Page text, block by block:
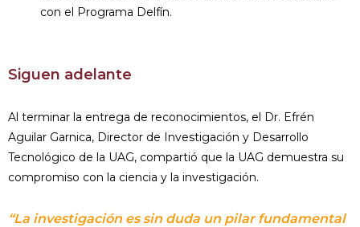
con el Programa Delfín.
Siguen adelante
Al terminar la entrega de reconocimientos, el Dr. Efrén
Aguilar Garnica, Director de Investigación y Desarrollo
Tecnológico de la UAG, compartió que la UAG demuestra su
compromiso con la ciencia y la investigación.
“La investigación es sin duda un pilar fundamental